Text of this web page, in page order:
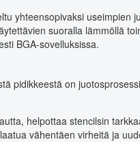
yhteensopivaksi useimpien
suoralla lämmöllä
BGA-sovelluksissa.
pidikkeestä on
helpottaa stencilsin
vähentäen virheitä ja